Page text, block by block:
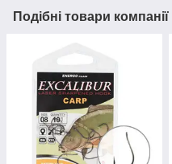
Подібні товари компанії